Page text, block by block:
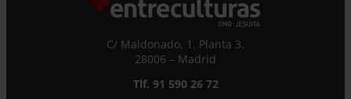
C/ Maldonado, 1. Planta 3.
28006 – Madrid
Tlf. 91 590 26 72